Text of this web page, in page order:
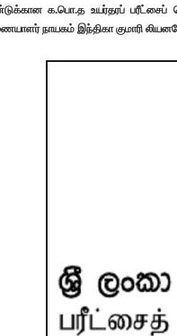
க.பொ.த உயர்தரப் பரீட்சைப்
நாயகம் இந்திகா குமாரி